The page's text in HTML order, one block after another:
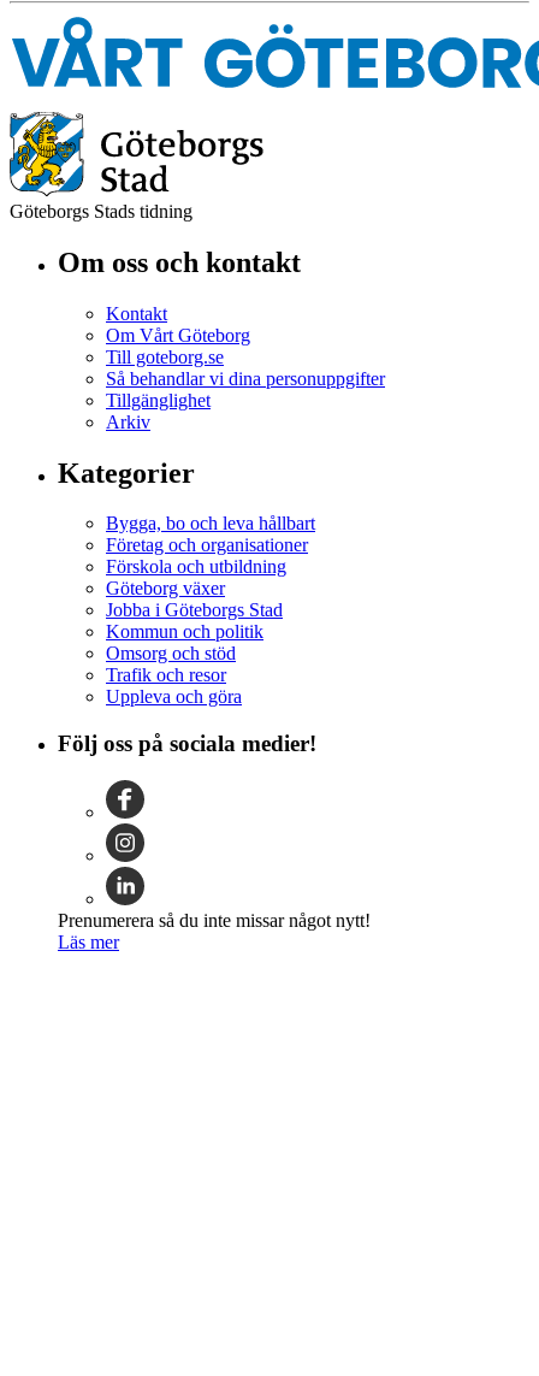
Göteborgs Stads tidning
Om oss och kontakt
Kontakt
Om Vårt Göteborg
Till goteborg.se
Så behandlar vi dina personuppgifter
Tillgänglighet
Arkiv
Kategorier
Bygga, bo och leva hållbart
Företag och organisationer
Förskola och utbildning
Göteborg växer
Jobba i Göteborgs Stad
Kommun och politik
Omsorg och stöd
Trafik och resor
Uppleva och göra
Följ oss på sociala medier!
Prenumerera så du inte missar något nytt!
Läs mer